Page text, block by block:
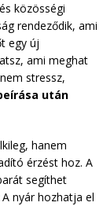
közösségi
rendeződik, ami
egy új
ami meghat
stressz,
után
hanem
érzést hoz. A
segíthet
A nyár hozhatja el